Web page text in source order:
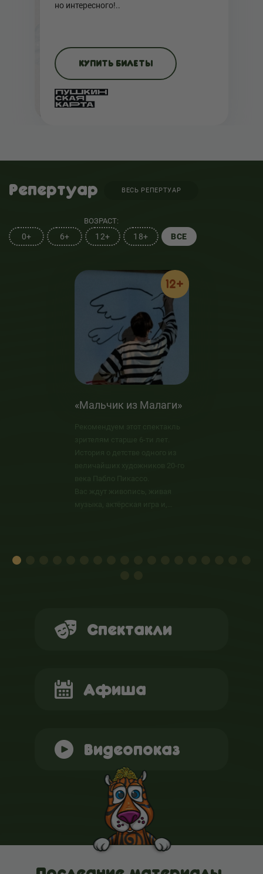
но интересного!..
КУПИТЬ БИЛЕТЫ
Репертуар ВЕСЬ РЕПЕРТУАР
ВОЗРАСТ:
0+ 6+ 12+ 18+ ВСЕ
12+
«Мальчик из Малаги»
Спектакли
Афиша
Видеопоказ